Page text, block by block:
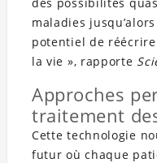
maladies
potentiel de
la vie », rapporte
Approches
traitement
Cette technologie
futur où chaque